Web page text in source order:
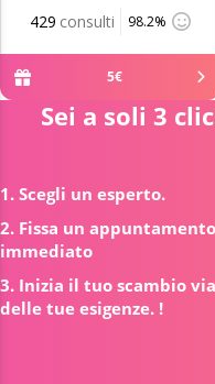
429 consulti 98.2%
5€
Sei a soli 3
1. Scegli un esperto.
2. Fissa un
immediato
3. Inizia il tuo scambio
delle tue esigenze. !